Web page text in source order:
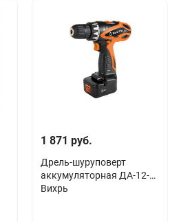
1 871 руб.
Дрель-шуруповерт
аккумуляторная ДА-12-1
Вихрь